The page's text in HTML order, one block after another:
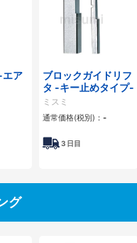
エア
ブロックガイドリフ
タ -キー止めタイプ-
ミスミ
通常価格(税別)： -
3 日目
グ